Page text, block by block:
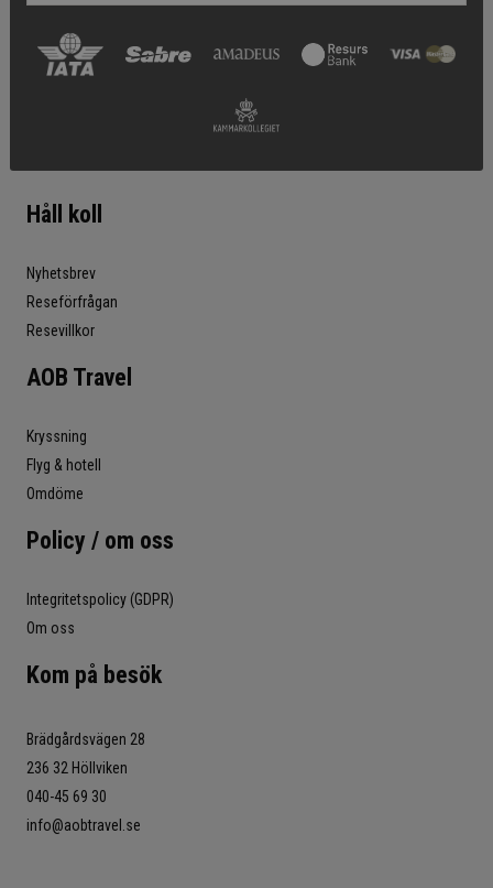
Håll koll
Nyhetsbrev
Reseförfrågan
Resevillkor
AOB Travel
Kryssning
Flyg & hotell
Omdöme
Policy / om oss
Integritetspolicy (GDPR)
Om oss
Kom på besök
Brädgårdsvägen 28
236 32 Höllviken
040-45 69 30
info@aobtravel.se